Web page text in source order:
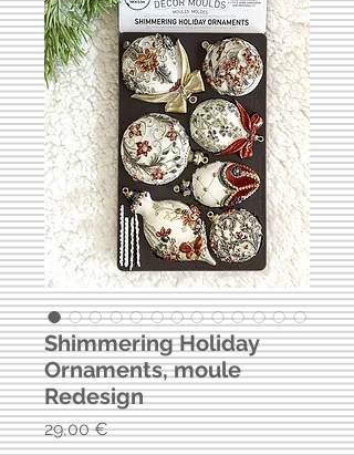
Shimmering Holiday
Ornaments, moule
Redesign
29,00 €Prix